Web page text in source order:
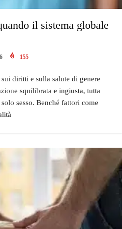
il sistema globale
155
diritti e sulla salute di genere
squilibrata e ingiusta, tutta
sesso. Benché fattori come